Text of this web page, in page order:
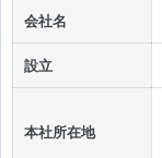
会社名
設立
本社所在地